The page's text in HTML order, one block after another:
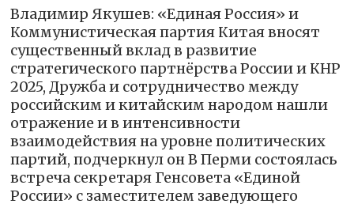
Владимир Якушев: «Единая Россия» и
Коммунистическая партия Китая вносят
существенный вклад в развитие
стратегического партнёрства России и КНР
2025, Дружба и сотрудничество между
российским и китайским народом нашли
отражение и в интенсивности
взаимодействия на уровне политических
партий, подчеркнул он В Перми состоялась
встреча секретаря Генсовета «Единой
России» с заместителем заведующего